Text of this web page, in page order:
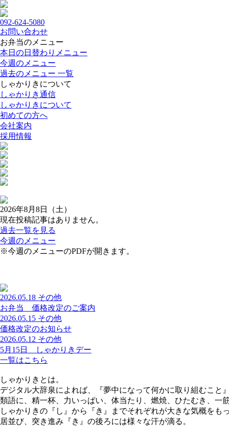
092-624-5080
お問い合わせ
お弁当のメニュー
本日の日替わりメニュー
今週のメニュー
過去のメニュー 一覧
しゃかりきについて
しゃかりき通信
しゃかりきについて
初めての方へ
会社案内
採用情報
2026年8月8日（土）
現在投稿記事はありません。
過去一覧を見る
今週のメニュー
※今週のメニューのPDFが開きます。
2026.05.18 その他
お弁当 価格改定のご案内
2026.05.15 その他
価格改定のお知らせ
2026.05.12 その他
5月15日 しゃかりきデー
一覧はこちら
しゃかりきとは。
デジタル大辞泉によれば、『夢中になって何かに取り組むこと』
類語に、精一杯、力いっぱい、体当たり、燃焼、ひたむき、一
しゃかりきの『し』から『き』までそれぞれが大きな気概をもっ
居並び、突き進み『き』の後ろには様々な汗が滴る。